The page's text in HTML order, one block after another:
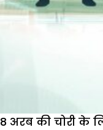
8 अरब की चोरी के